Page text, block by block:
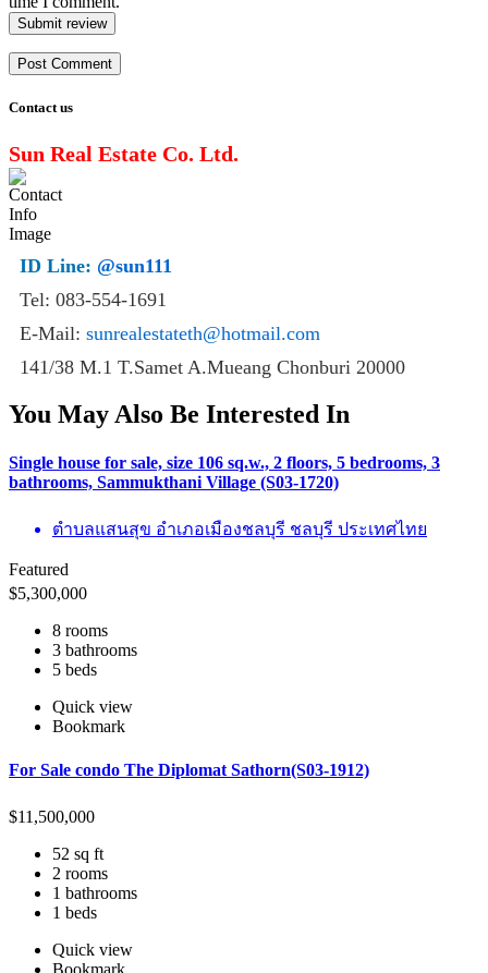
Submit review
Contact us
Sun Real Estate Co. Ltd.
ID Line: @sun111
Tel: 083-554-1691
E-Mail: sunrealestateth@hotmail.com
141/38 M.1 T.Samet A.Mueang Chonburi 20000
You May Also Be Interested In
Single house for sale, size 106 sq.w., 2 floors, 5 bedrooms, 3
bathrooms, Sammukthani Village (S03-1720)
ตำบลแสนสุข อำเภอเมืองชลบุรี ชลบุรี ประเทศไทย
Featured
$5,300,000
8 rooms
3 bathrooms
5 beds
Quick view
Bookmark
For Sale condo The Diplomat Sathorn(S03-1912)
$11,500,000
52 sq ft
2 rooms
1 bathrooms
1 beds
Quick view